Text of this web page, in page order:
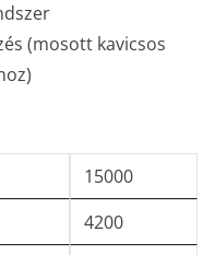
(mosott kavicsos
15000
4200